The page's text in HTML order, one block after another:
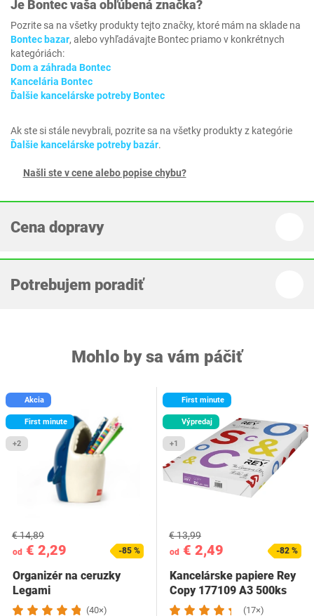
Je Bontecvaša obľúbená značka?
Pozrite sa na všetky produkty tejto značky, ktoré mám na sklade na
Bontec bazar, alebo vyhľadávajte Bontec priamo v konkrétnych
kategóriách:
Dom a záhrada Bontec
Kancelária Bontec
Ďalšie kancelárske potreby Bontec
Ak ste si stále nevybrali, pozrite sa na všetky produkty z kategórie
Ďalšie kancelárske potreby bazár.
Našli ste v cene alebo popise chybu?
Cena dopravy
Potrebujem poradiť
Mohlo by sa vám páčiť
Akcia
First minute
+2
od € 2,29
€ 14,89
-85 %
Organizér na ceruzky
Legami
(40×)
First minute
Výpredaj
+1
od € 2,49
€ 13,99
-82 %
Kancelárske papiere Rey
Copy 177109 A3 500ks
(17×)